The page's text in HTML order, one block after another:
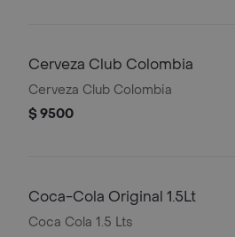
Cerveza Club Colombia
Cerveza Club Colombia
$ 9500
Coca-Cola Original 1.5Lt
Coca Cola 1.5 Lts